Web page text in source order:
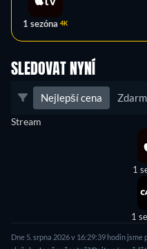
1 sezóna 4K
SLEDOVAT NYNÍ
Nejlepší cena
Stream
1
1
Dne 5. srpna 2026 v 16:29:39 hodin